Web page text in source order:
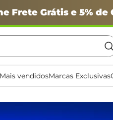
Frete Grátis e 5% de
Mais vendidosMarcas Exclusivas